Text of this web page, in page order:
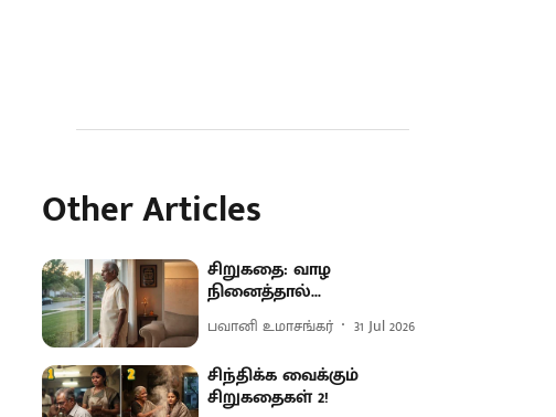
Other Articles
சிறுகதை: வாழ
நினைத்தால்...
பவானி உமாசங்கர் 31 Jul 2026
சிந்திக்க வைக்கும்
சிறுகதைகள் 2!